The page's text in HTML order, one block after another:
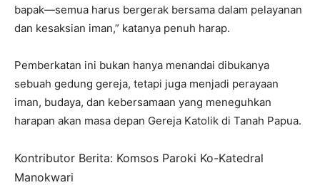
bapak—semua harus bergerak bersama dalam pelayanan
dan kesaksian iman,” katanya penuh harap.
Pemberkatan ini bukan hanya menandai dibukanya
sebuah gedung gereja, tetapi juga menjadi perayaan
iman, budaya, dan kebersamaan yang meneguhkan
harapan akan masa depan Gereja Katolik di Tanah Papua.
Kontributor Berita: Komsos Paroki Ko-Katedral
Manokwari